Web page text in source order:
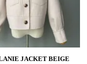
JACKET BEIGE